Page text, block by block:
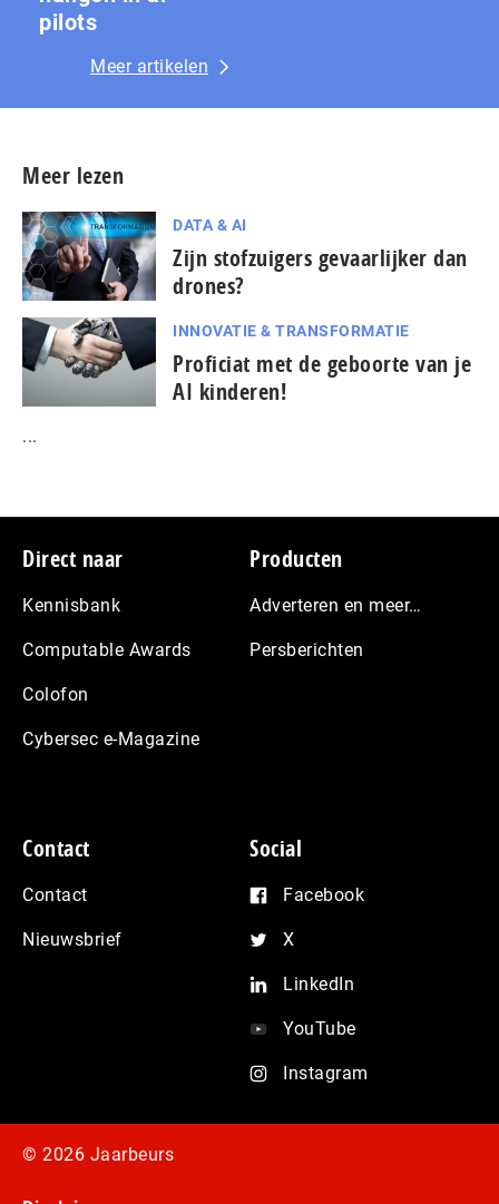
pilots
Meer artikelen
Meer lezen
DATA & AI
Zijn stofzuigers gevaarlijker dan
drones?
INNOVATIE & TRANSFORMATIE
Proficiat met de geboorte van je
AI kinderen!
...
Footer
Direct naar
Kennisbank
Computable Awards
Colofon
Cybersec e-Magazine
Producten
Adverteren en meer…
Persberichten
Contact
Contact
Nieuwsbrief
Social
Facebook
X
LinkedIn
YouTube
Instagram
© 2026 Jaarbeurs